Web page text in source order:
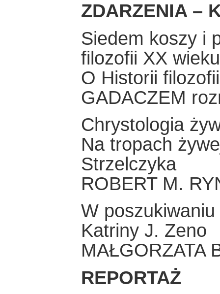
ZDARZENIA –
Siedem koszy i
filozofii XX wieku
O Historii
GADACZEM
Chrystologia
Na tropach
Strzelczyka
ROBERT M.
W
Katriny J. Zeno
MAŁGORZATA
REPORTAŻ